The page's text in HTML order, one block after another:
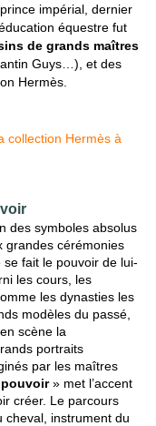
impérial, dernier
équestre fut
de grands maîtres
Guys…), et des
Hermès.
des symboles absolus
grandes cérémonies
fait le pouvoir de lui-
les cours, les
les dynasties les
modèles du passé,
scène la
portraits
par les maîtres
» met l’accent
créer. Le parcours
cheval, instrument du